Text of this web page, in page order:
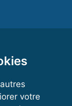
votre